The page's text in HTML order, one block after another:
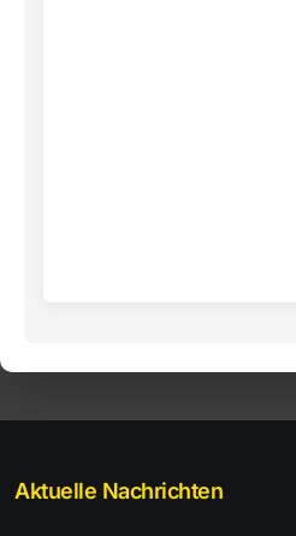
Aktuelle Nachrichten